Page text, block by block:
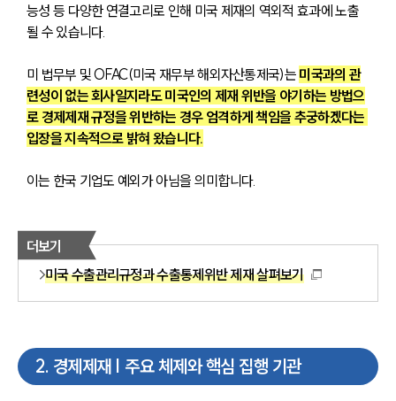
능성 등 다양한 연결고리로 인해 미국 제재의 역외적 효과에 노출
될 수 있습니다.
미 법무부 및 OFAC(미국 재무부 해외자산통제국)는 미국과의 관
련성이 없는 회사일지라도 미국인의 제재 위반을 야기하는 방법으
로 경제제재 규정을 위반하는 경우 엄격하게 책임을 추궁하겠다는
입장을 지속적으로 밝혀 왔습니다.
이는 한국 기업도 예외가 아님을 의미합니다.
더보기
미국 수출관리규정과 수출통제위반 제재 살펴보기
2. 경제제재 | 주요 체제와 핵심 집행 기관